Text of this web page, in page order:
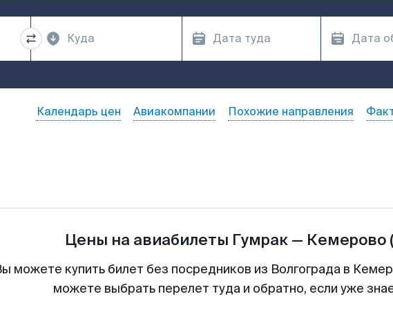
Календарь цен Авиакомпании Похожие направления
Цены на авиабилеты Гумрак— Кемерово
можете купить билет без посредников из Волгограда в
можете выбрать перелет туда и обратно, если уже